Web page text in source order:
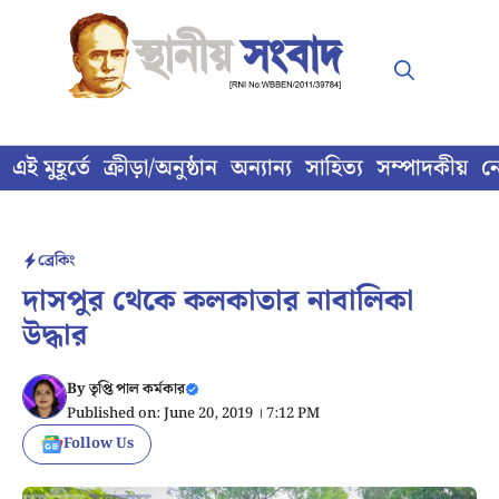
content
এই মুহূর্তে ক্রীড়া/অনুষ্ঠান অন্যান্য সাহিত্য সম্পাদকীয়
ব্রেকিং
দাসপুর থেকে কলকাতার নাবালিকা
উদ্ধার
Byতৃপ্তি পাল কর্মকার
Published on: June 20, 2019 । 7:12 PM
Follow Us